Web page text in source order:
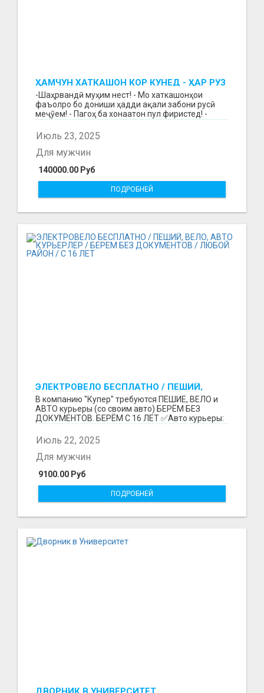
ҲАМЧУН ХАТКАШОН КОР КУНЕД - ҲАР РӮЗ
МУЗД ГИРЕД!
-Шаҳрвандӣ муҳим нест! - Мо хаткашонҳои
фаъолро бо дониши ҳадди ақали забони русӣ
меҷӯем! - Пагоҳ ба хонаатон пул фиристед! -
Июль 23, 2025
140000.00 Руб
Для мужчин
ПОДРОБНЕЙ
ЭЛЕКТРОВЕЛО БЕСПЛАТНО / ПЕШИЙ,
ВЕЛО, АВТО КУРЬЕРЛЕР / БЕРЕМ БЕЗ
ДОКУМЕНТОВ / ЛЮБОЙ РАЙОН / С 16 ЛЕТ
В компанию "Купер" требуются ПЕШИЕ, ВЕЛО и
АВТО курьеры (со своим авто) БЕРЁМ БЕЗ
ДОКУМЕНТОВ. БЕРЁМ С 16 ЛЕТ ✅Авто курьеры:
Июль 22, 2025
9100.00 Руб
Для мужчин
ПОДРОБНЕЙ